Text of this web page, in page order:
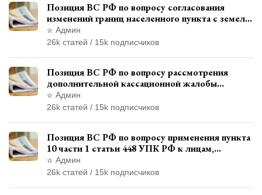
Позиция ВС РФ по вопросу согласования
изменений границ населенного пункта с земель
лесного фонда
Админ
26k статей / 15k подписчиков
Позиция ВС РФ по вопросу рассмотрения
дополнительной кассационной жалобы
адвоката в кассационной инстанции
Админ
26k статей / 15k подписчиков
Позиция ВС РФ по вопросу применения пункта
10 части 1 статьи 448 УПК РФ к лицам,
уволенным из следственных органов
Админ
26k статей / 15k подписчиков